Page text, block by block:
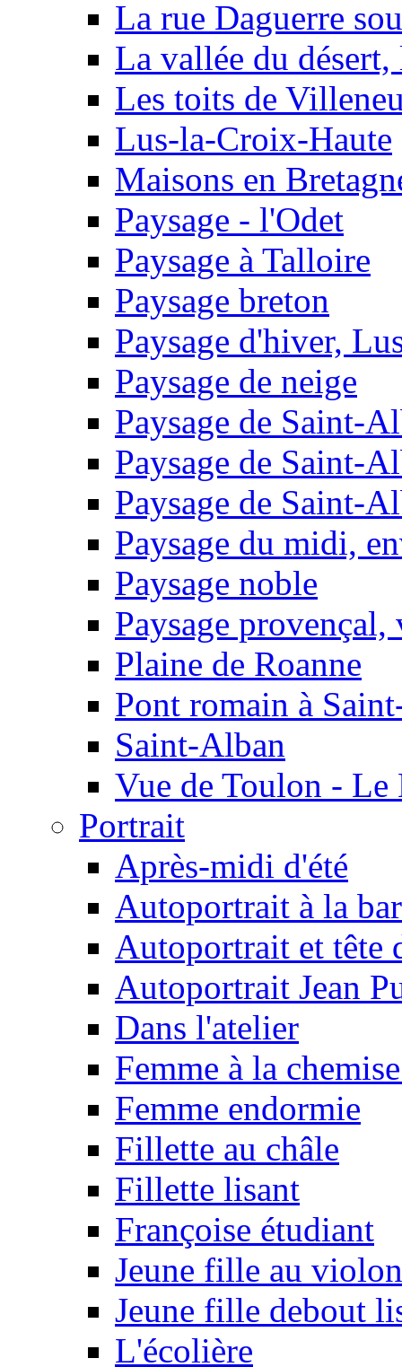
La rue Daguerre
La vallée du désert,
Les toits de
Lus-la-Croix-Haute
Maisons en
Paysage - l'Odet
Paysage à Talloire
Paysage breton
Paysage d'hiver,
Paysage de neige
Paysage de Saint-
Paysage de Saint-
Paysage de Saint-
Paysage du midi,
Paysage noble
Paysage provençal,
Plaine de Roanne
Pont romain à
Saint-Alban
Vue de Toulon -
Portrait
Après-midi d'été
Autoportrait à la
Autoportrait et tête
Autoportrait Jean
Dans l'atelier
Femme à la
Femme endormie
Fillette au châle
Fillette lisant
Françoise étudiant
Jeune fille au
Jeune fille debout
L'écolière